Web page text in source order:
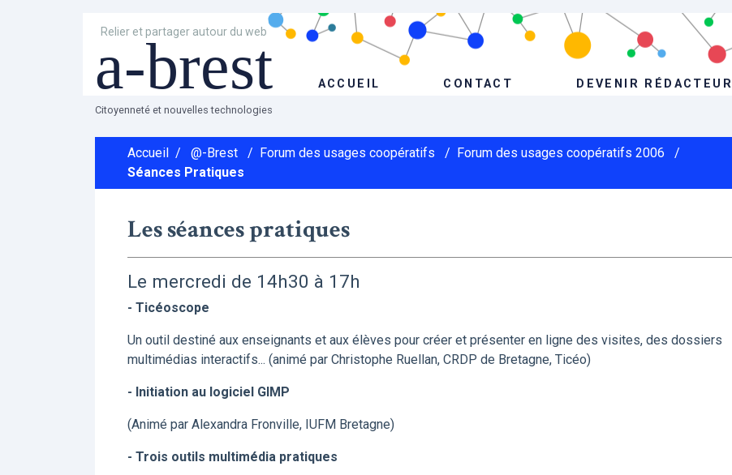
Relier et partager autour du web
a-brest ACCUEIL CONTACT DEVENIR RÉDACTEUR
Citoyenneté et nouvelles technologies
Accueil / @-Brest / Forum des usages coopératifs / Forum des usages coopératifs 2006
/
Séances Pratiques
Les séances pratiques
Le mercredi de 14h30 à 17h
- Ticéoscope
Un outil destiné aux enseignants et aux élèves pour créer et présenter en ligne des visites, des dossiers
multimédias interactifs... (animé par Christophe Ruellan, CRDP de Bretagne, Ticéo)
- Initiation au logiciel GIMP
(Animé par Alexandra Fronville, IUFM Bretagne)
- Trois outils multimédia pratiques